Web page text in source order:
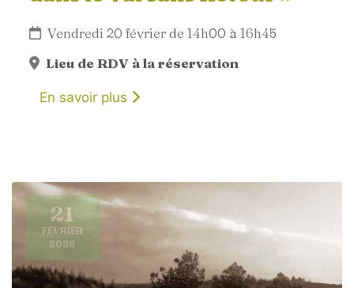
Vendredi 20 février de 14h00 à 16h45
Lieu de RDV à la réservation
En savoir plus
21
FÉVRIER
2026